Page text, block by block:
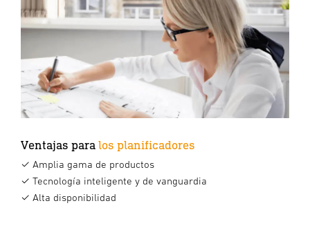
Ventajas paralos planificadores
✓ Amplia gama de productos
✓ Tecnología inteligente y de vanguardia
✓ Alta disponibilidad